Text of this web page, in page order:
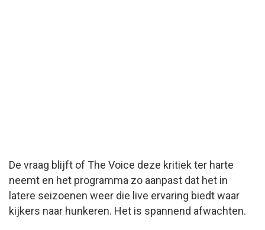
De vraag blijft of The Voice deze kritiek ter harte
neemt en het programma zo aanpast dat het in
latere seizoenen weer die live ervaring biedt waar
kijkers naar hunkeren. Het is spannend afwachten.